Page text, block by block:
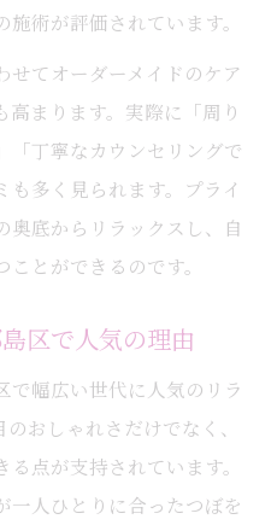
術が評価されています。
せてオーダーメイドのケア
まります。実際に「周り
「丁寧なカウンセリングで
多く見られます。プライ
奥底からリラックスし、自
とができるのです。
区で人気の理由
で幅広い世代に人気のリラ
おしゃれさだけでなく、
点が支持されています。
一人ひとりに合ったつぼを